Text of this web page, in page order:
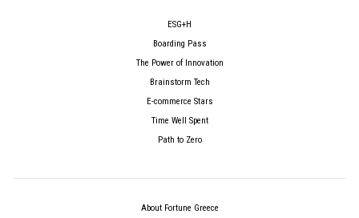
ESG+H
Boarding Pass
The Power of Innovation
Brainstorm Tech
E-commerce Stars
Time Well Spent
Path to Zero
About Fortune Greece